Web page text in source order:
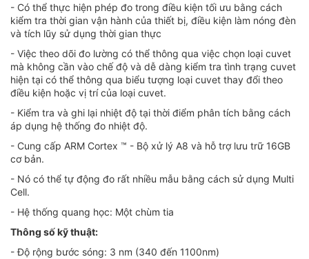
- Có thể thực hiện phép đo trong điều kiện tối ưu bằng cách
kiểm tra thời gian vận hành của thiết bị, điều kiện làm nóng đèn
và tích lũy sử dụng thời gian thực
- Việc theo dõi đo lường có thể thông qua việc chọn loại cuvet
mà không cần vào chế độ và dễ dàng kiểm tra tình trạng cuvet
hiện tại có thể thông qua biểu tượng loại cuvet thay đổi theo
điều kiện hoặc vị trí của loại cuvet.
- Kiểm tra và ghi lại nhiệt độ tại thời điểm phân tích bằng cách
áp dụng hệ thống đo nhiệt độ.
- Cung cấp ARM Cortex ™ - Bộ xử lý A8 và hỗ trợ lưu trữ 16GB
cơ bản.
- Nó có thể tự động đo rất nhiều mẫu bằng cách sử dụng Multi
Cell.
- Hệ thống quang học: Một chùm tia
Thông số kỹ thuật:
- Độ rộng bước sóng: 3 nm (340 đến 1100nm)